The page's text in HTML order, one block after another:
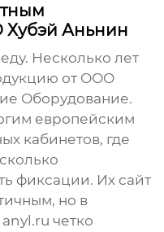
Аньнин
Несколько лет
от ООО
Оборудование.
европейским
кабинетов, где
фиксации. Их сайт
но в
anyl.ru четко